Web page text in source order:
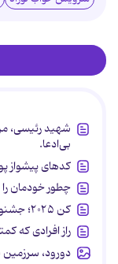
شهید رئیسی،
بی‌ادعا.
کدهای پیشواز
چطور خودمان را از نظر
کن ۲۰۲۵؛ جشنواره‌ای علیه خانواده
راز افرادی که
دورود،